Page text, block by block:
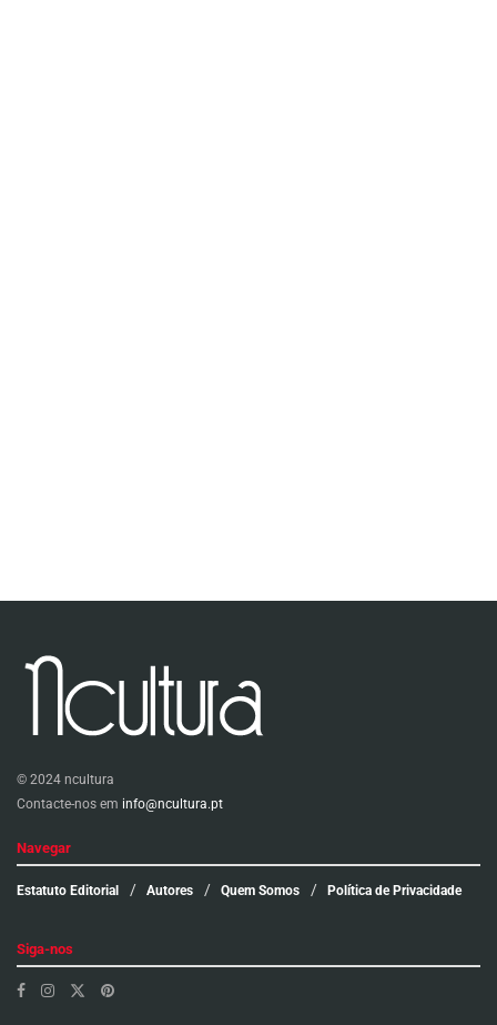
© 2024 ncultura
Contacte-nos em info@ncultura.pt
Navegar
Estatuto Editorial Autores Quem Somos Política de Privacidade
Siga-nos